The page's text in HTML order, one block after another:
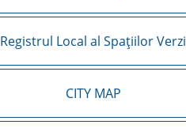
Registrul Local al Spațiilor Verzi
CITY MAP